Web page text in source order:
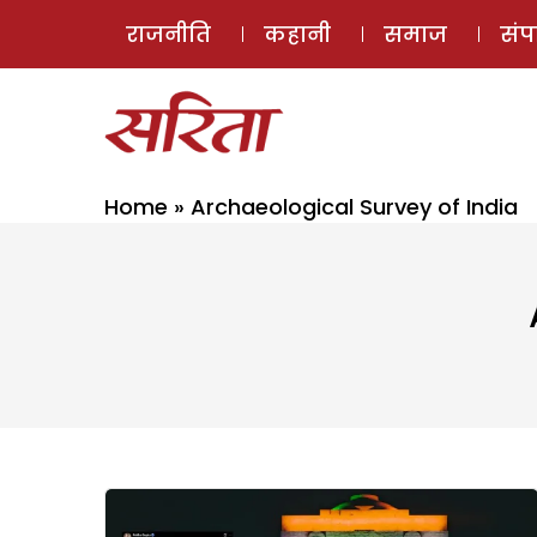
राजनीति कहानी समाज
Home » Archaeological Survey of India